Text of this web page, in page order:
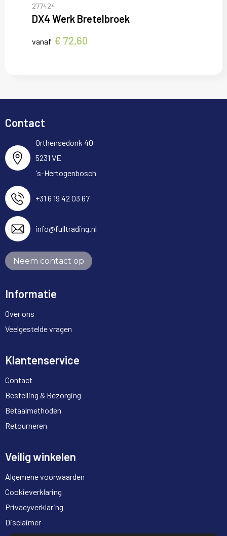
277424
DX4 Werk Bretelbroek
vanaf € 72,60
Contact
Orthensedonk 40
5231 VE
's-Hertogenbosch
+31 6 19 42 03 67
info@fulltrading.nl
Neem contact op
Informatie
Over ons
Veelgestelde vragen
Klantenservice
Contact
Bestelling & Bezorging
Betaalmethoden
Retourneren
Veilig winkelen
Algemene voorwaarden
Cookieverklaring
Privacyverklaring
Disclaimer